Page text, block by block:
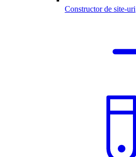
Constructor de site-uri